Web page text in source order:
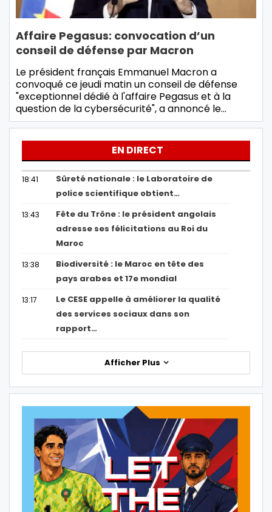
Affaire Pegasus: convocation d’un
conseil de défense par Macron
Le président français Emmanuel Macron a
convoqué ce jeudi matin un conseil de défense
"exceptionnel dédié à l'affaire Pegasus et à la
question de la cybersécurité", a annoncé le…
EN DIRECT
18:41
Sûreté nationale : le Laboratoire de
police scientifique obtient…
13:43
Fête du Trône : le président angolais
adresse ses félicitations au Roi du
Maroc
13:38
Biodiversité : le Maroc en tête des
pays arabes et 17e mondial
13:17
Le CESE appelle à améliorer la qualité
des services sociaux dans son
rapport…
Afficher Plus